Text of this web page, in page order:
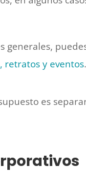
generales,
retratos y eventos.
es